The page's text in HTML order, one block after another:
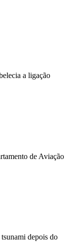
a ligação
de Aviação
depois do